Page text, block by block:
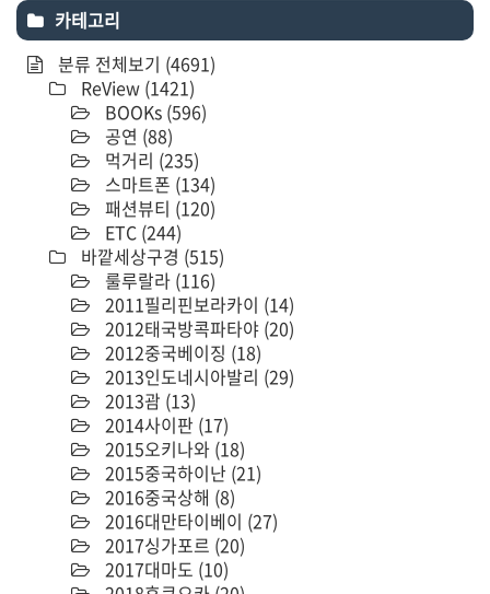
카테고리
분류 전체보기 (4691)
ReView (1421)
BOOKs (596)
공연 (88)
먹거리 (235)
스마트폰 (134)
패션뷰티 (120)
ETC (244)
바깥세상구경 (515)
룰루랄라 (116)
2011필리핀보라카이 (14)
2012태국방콕파타야 (20)
2012중국베이징 (18)
2013인도네시아발리 (29)
2013괌 (13)
2014사이판 (17)
2015오키나와 (18)
2015중국하이난 (21)
2016중국상해 (8)
2016대만타이베이 (27)
2017싱가포르 (20)
2017대마도 (10)